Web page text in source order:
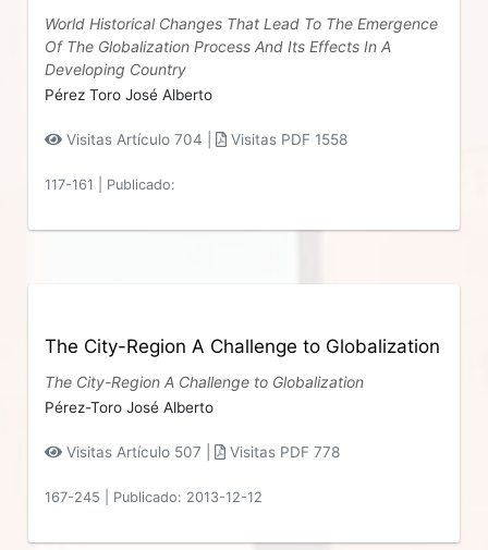
World Historical Changes That Lead To The Emergence
Of The Globalization Process And Its Effects In A
Developing Country
Pérez Toro José Alberto
Visitas Artículo 704 | Visitas PDF 1558
117-161 Publicado:
The City-Region A Challenge to Globalization
The City-Region A Challenge to Globalization
Pérez-Toro José Alberto
Visitas Artículo 507 | Visitas PDF 778
167-245 Publicado: 2013-12-12